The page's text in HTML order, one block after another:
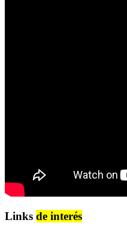
Links de interés